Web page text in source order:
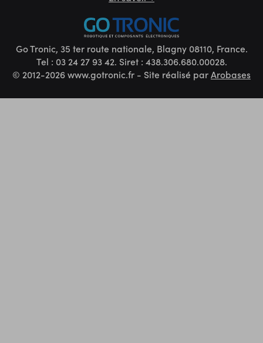
Go Tronic, 35 ter route nationale, Blagny 08110, France.
Tel : 03 24 27 93 42. Siret : 438.306.680.00028.
© 2012-2026 www.gotronic.fr - Site réalisé parArobases